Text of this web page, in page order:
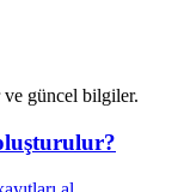
ve güncel bilgiler.